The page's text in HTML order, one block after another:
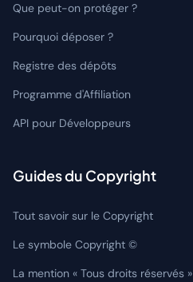
Que peut-on protéger ?
Pourquoi déposer ?
Registre des dépôts
Programme d'Affiliation
API pour Développeurs
Guides du Copyright
Tout savoir sur le Copyright
Le symbole Copyright ©
La mention « Tous droits réservés »